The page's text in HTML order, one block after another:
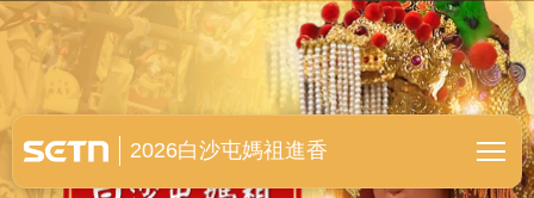
白沙屯媽祖進香全紀錄
2026白沙屯媽祖進香